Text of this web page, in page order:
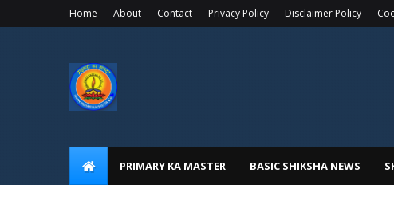
Home About Contact Privacy Policy Disclaimer Policy
PRIMARY KA MASTER BASIC SHIKSHA NEWS